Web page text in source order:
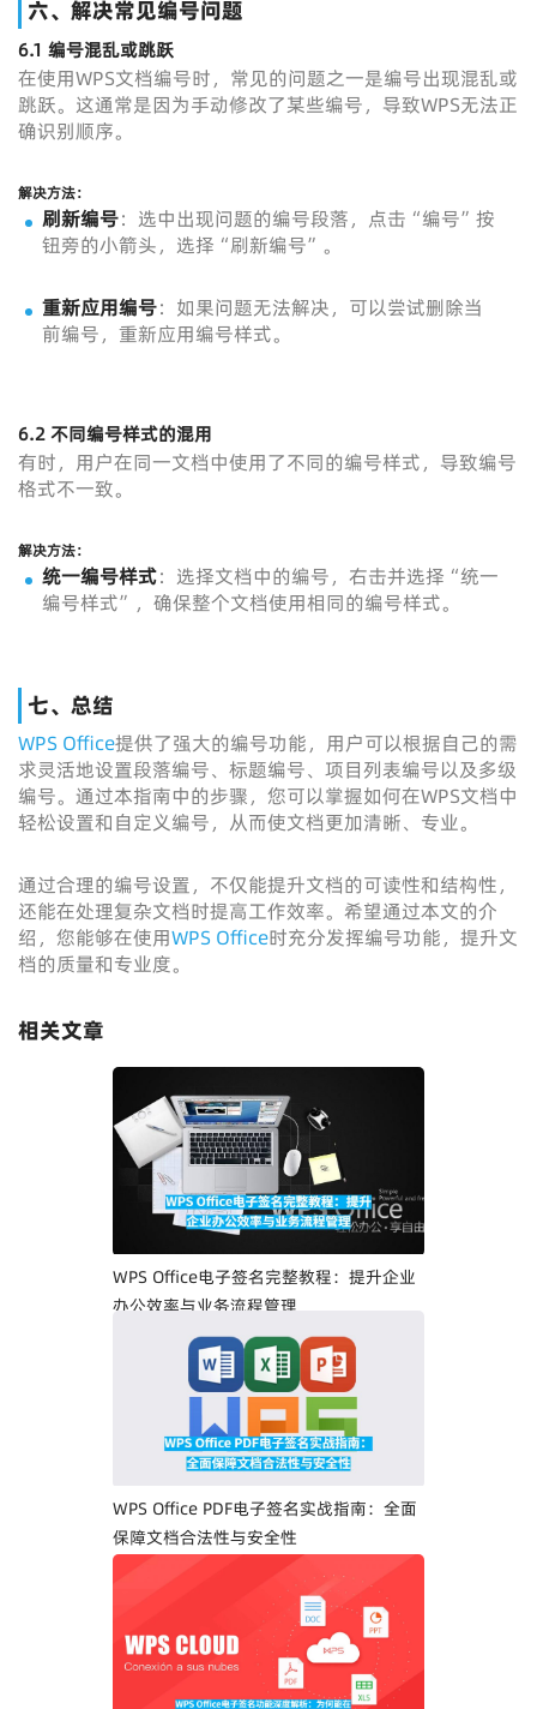
六、解决常见编号问题
6.1 编号混乱或跳跃
在使用WPS文档编号时，常见的问题之一是编号出现混乱或
跳跃。这通常是因为手动修改了某些编号，导致WPS无法正
确识别顺序。
解决方法：
刷新编号：选中出现问题的编号段落，点击“编号”按
钮旁的小箭头，选择“刷新编号”。
重新应用编号：如果问题无法解决，可以尝试删除当
前编号，重新应用编号样式。
6.2 不同编号样式的混用
有时，用户在同一文档中使用了不同的编号样式，导致编号
格式不一致。
解决方法：
统一编号样式：选择文档中的编号，右击并选择“统一
编号样式”，确保整个文档使用相同的编号样式。
七、总结
WPS Office提供了强大的编号功能，用户可以根据自己的需
求灵活地设置段落编号、标题编号、项目列表编号以及多级
编号。通过本指南中的步骤，您可以掌握如何在WPS文档中
轻松设置和自定义编号，从而使文档更加清晰、专业。
通过合理的编号设置，不仅能提升文档的可读性和结构性，
还能在处理复杂文档时提高工作效率。希望通过本文的介
绍，您能够在使用WPS Office时充分发挥编号功能，提升文
档的质量和专业度。
相关文章
WPS Office电子签名完整教程：提升企业
办公效率与业务流程管理
WPS Office PDF电子签名实战指南：全面
保障文档合法性与安全性